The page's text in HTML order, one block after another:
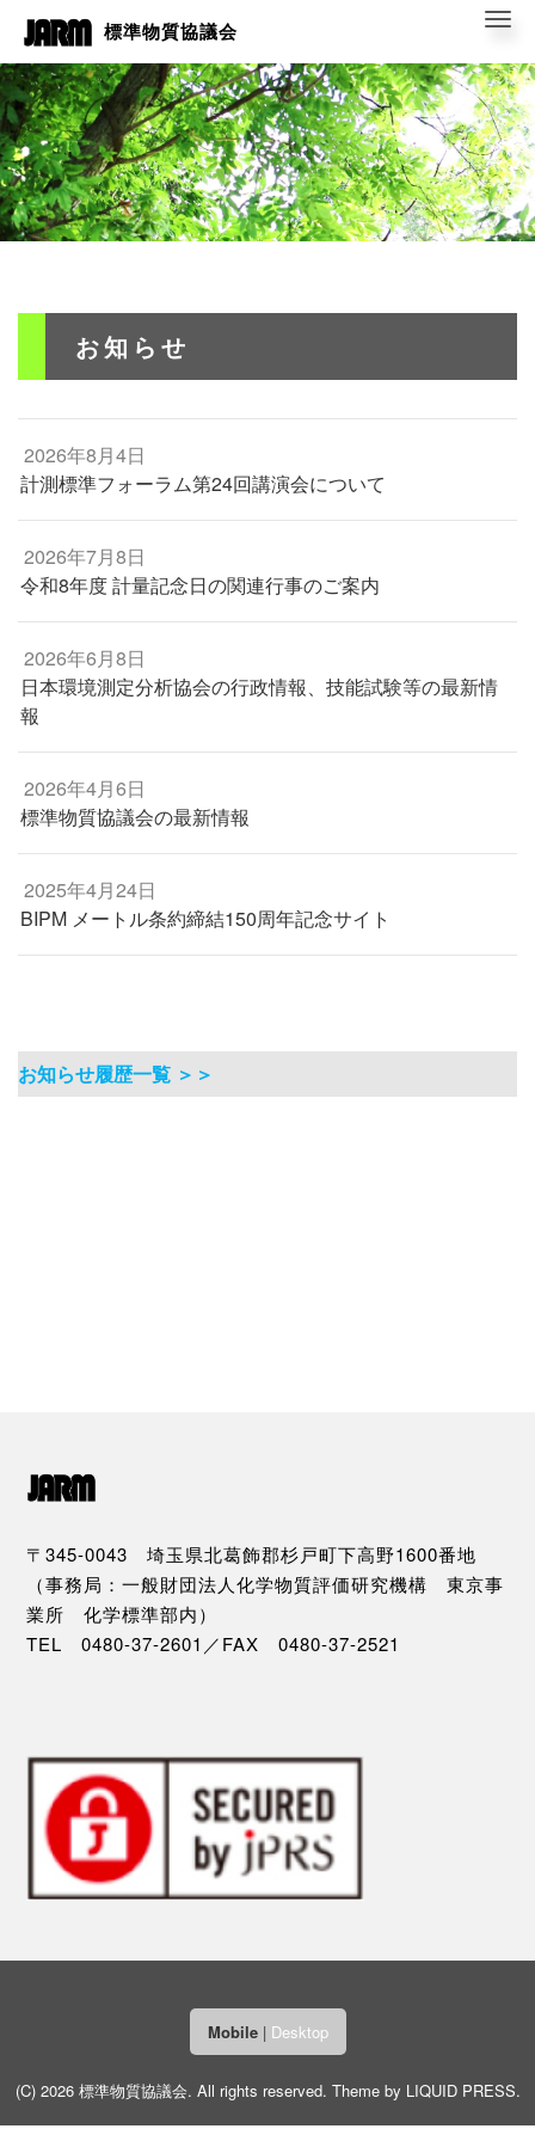
標準物質協議会
お知らせ
2026年8月4日
計測標準フォーラム第24回講演会について
2026年7月8日
令和8年度 計量記念日の関連行事のご案内
2026年6月8日
日本環境測定分析協会の行政情報、技能試験等の最新情
報
2026年4月6日
標準物質協議会の最新情報
2025年4月24日
BIPM メートル条約締結150周年記念サイト
お知らせ履歴一覧 ＞＞
〒345-0043 埼玉県北葛飾郡杉戸町下高野1600番地
（事務局：一般財団法人化学物質評価研究機構 東京事
業所 化学標準部内）
TEL 0480-37-2601／FAX 0480-37-2521
Mobile| Desktop
(C) 2026 標準物質協議会. All rights reserved. Theme by LIQUID PRESS.